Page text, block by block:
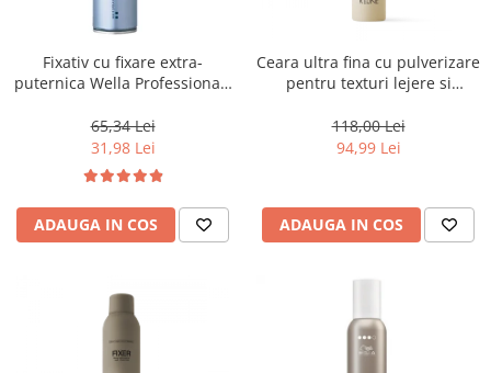
Fixativ cu fixare extra-
puternica Wella Professionals
65,34 Lei
31,98 Lei
ADAUGA IN COS
Ceara ultra fina cu pulverizare
pentru texturi lejere si
Air Wax, 200 ml
118,00 Lei
94,99 Lei
ADAUGA IN COS